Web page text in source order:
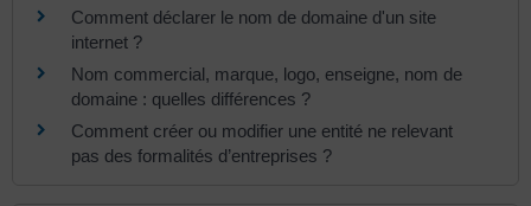
Comment déclarer le nom de domaine d'un site
internet ?
Nom commercial, marque, logo, enseigne, nom de
domaine : quelles différences ?
Comment créer ou modifier une entité ne relevant
pas des formalités d’entreprises ?